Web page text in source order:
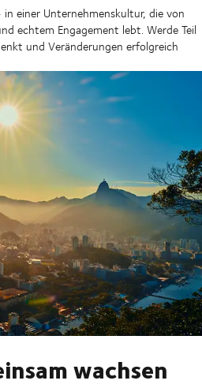
einer Unternehmenskultur, die von
echtem Engagement lebt. Werde Teil
und Veränderungen erfolgreich
wachsen